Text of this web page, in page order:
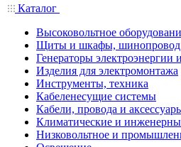
Каталог
Высоковольтное
Щиты и шкафы, шинопровод
Генераторы электроэнергии
Изделия для электромонтажа
Инструменты, техника
Кабеленесущие системы
Кабели, провода и
Климатические и
Низковольтное и